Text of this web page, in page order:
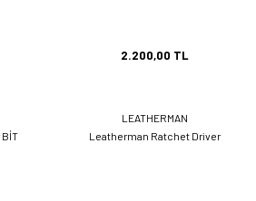
2.200,00 TL
LEATHERMAN
Leatherman Ratchet Driver